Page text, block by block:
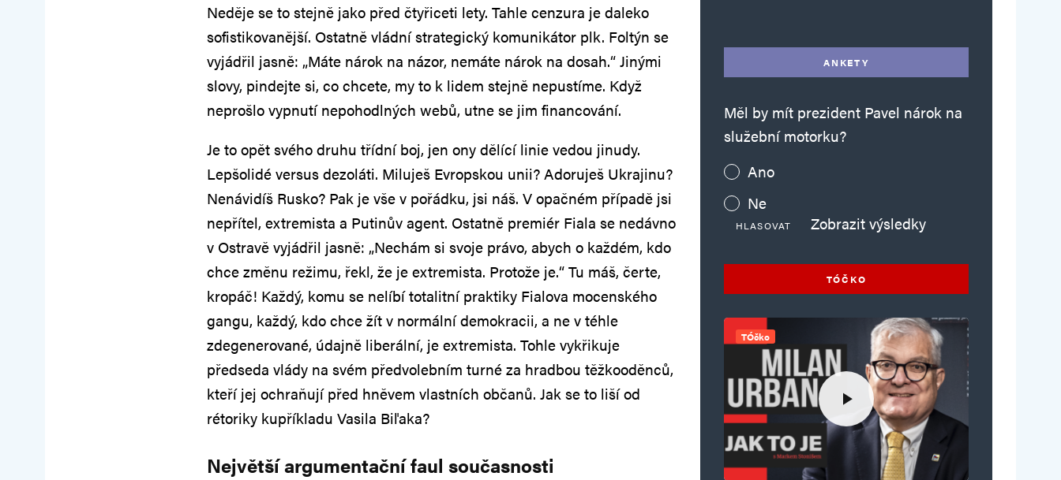
Neděje se to stejně jako před čtyřiceti lety. Tahle cenzura je daleko
sofistikovanější. Ostatně vládní strategický komunikátor plk. Foltýn se
vyjádřil jasně: „Máte nárok na názor, nemáte nárok na dosah.“ Jinými
slovy, pindejte si, co chcete, my to k lidem stejně nepustíme. Když
neprošlo vypnutí nepohodlných webů, utne se jim financování.
Je to opět svého druhu třídní boj, jen ony dělící linie vedou jinudy.
Lepšolidé versus dezoláti. Miluješ Evropskou unii? Adoruješ Ukrajinu?
Nenávidíš Rusko? Pak je vše v pořádku, jsi náš. V opačném případě jsi
nepřítel, extremista a Putinův agent. Ostatně premiér Fiala se nedávno
v Ostravě vyjádřil jasně: „Nechám si svoje právo, abych o každém, kdo
chce změnu režimu, řekl, že je extremista. Protože je.“ Tu máš, čerte,
kropáč! Každý, komu se nelíbí totalitní praktiky Fialova mocenského
gangu, každý, kdo chce žít v normální demokracii, a ne v téhle
zdegenerované, údajně liberální, je extremista. Tohle vykřikuje
předseda vlády na svém předvolebním turné za hradbou těžkooděnců,
kteří jej ochraňují před hněvem vlastních občanů. Jak se to liší od
rétoriky kupříkladu Vasila Biľaka?
Největší argumentační faul současnosti
ANKETY
Měl by mít prezident Pavel nárok na
služební motorku?
Ano
Ne
HLASOVAT Zobrazit výsledky
TÓČKO
TÓčko